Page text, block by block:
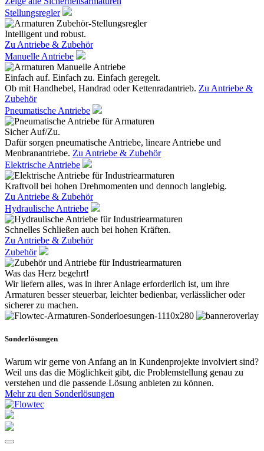
Stellungsregler
Intelligent und robust.
Zu Antriebe & Zubehör
Manuelle Antriebe
Einfach auf. Einfach zu. Einfach geregelt.
Ob mit Handhebel, Handrad oder Kettenradantrieb. Zu Antriebe &
Zubehör
Pneumatische Antriebe
Sicher Auf/Zu.
Dafür sorgen pneumatische Antriebe, lineare Antriebe und
Menbranantriebe. Zu Antriebe & Zubehör
Elektrische Antriebe
Kraftvoll bei hohen Drehmomenten und dennoch langlebig.
Zu Antriebe & Zubehör
Hydraulische Antriebe
Schnelles Schließen auch bei hohen Kräften.
Zu Antriebe & Zubehör
Zubehör
Was das Herz begehrt!
Wir liefern alles, was in ihrer Anlage erforderlich ist, um ihre
Armaturen besser steuerbar, leichter bedienbar, verlässlicher oder
sicherer zu machen.
Sonderlösungen
Warum wir gerne von Anfang an in Kundenprojekte involviert sind?
Weil uns das die Möglichkeit gibt, die Problemstellung genau zu
verstehen und die passende Lösung anbieten zu können.
Mehr zu den Sonderlösungen